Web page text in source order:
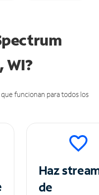
WI?
funcionan para todos los
Haz
de